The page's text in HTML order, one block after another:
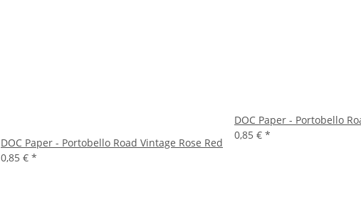
DOC Paper - Portobello Road Vintage Rose Red
0,85 € *
DOC Paper - Portobello
0,85 € *